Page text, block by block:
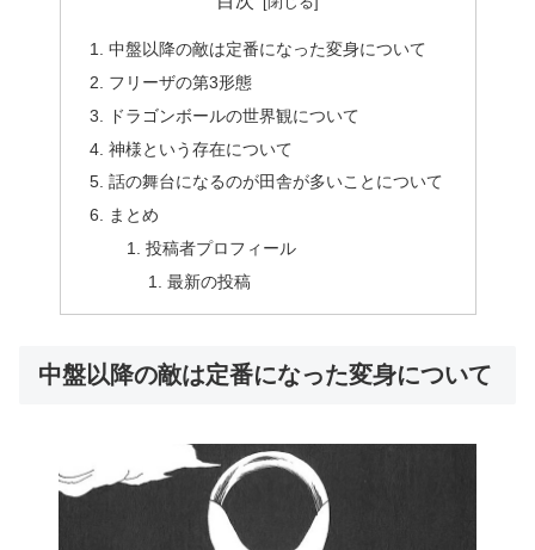
中盤以降の敵は定番になった変身について
フリーザの第3形態
ドラゴンボールの世界観について
神様という存在について
話の舞台になるのが田舎が多いことについて
まとめ
投稿者プロフィール
最新の投稿
中盤以降の敵は定番になった変身について